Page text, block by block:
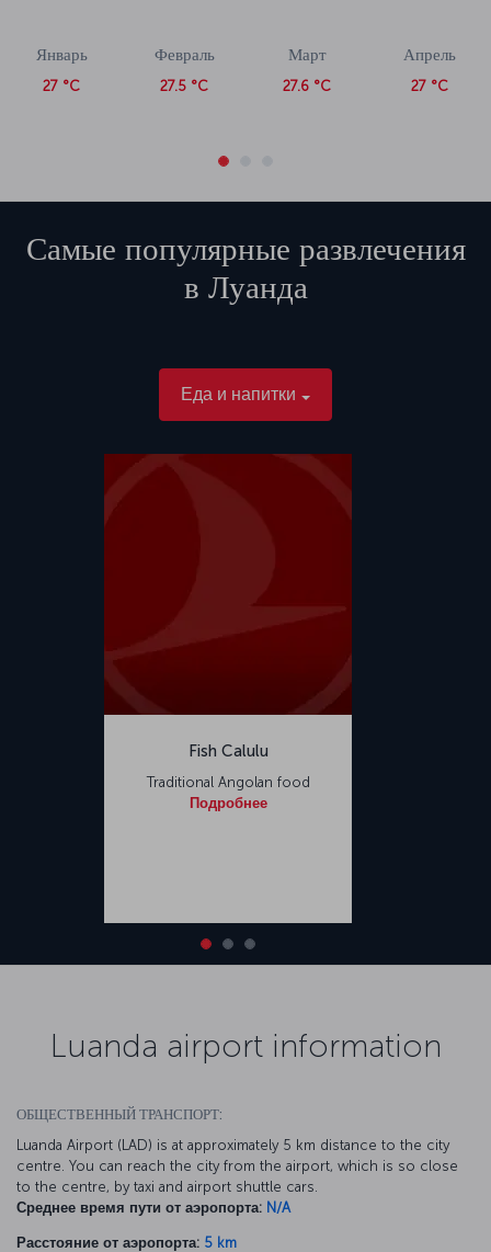
Январь
27 °C
Февраль
27.5 °C
Март
27.6 °C
Апрель
27 °C
Самые популярные развлечения
в Луанда
Еда и напитки
Fish Calulu
Traditional Angolan food
Подробнее
Luanda airport information
ОБЩЕСТВЕННЫЙ ТРАНСПОРТ:
Luanda Airport (LAD) is at approximately 5 km distance to the city
centre. You can reach the city from the airport, which is so close
to the centre, by taxi and airport shuttle cars.
Среднее время пути от аэропорта: N/A
Расстояние от аэропорта: 5 km